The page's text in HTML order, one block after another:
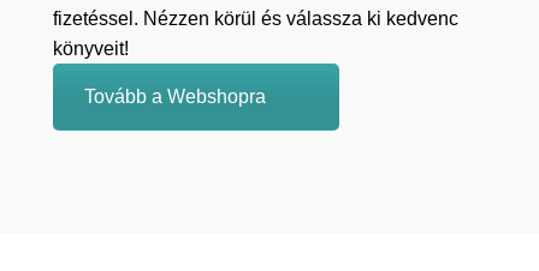
fizetéssel. Nézzen körül és válassza ki kedvenc
könyveit!
Tovább a Webshopra